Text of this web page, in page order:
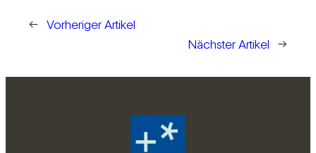
← Vorheriger Artikel
Nächster Artikel
→